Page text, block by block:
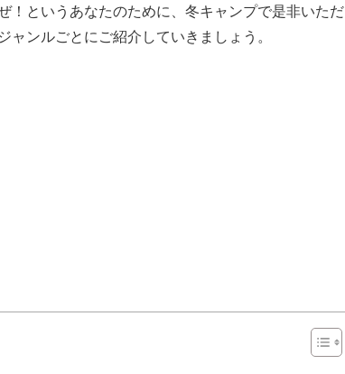
！というあなたのために、冬キャンプで是非いただ
ンルごとにご紹介していきましょう。